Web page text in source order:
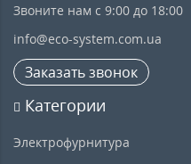
Звоните нам с 9:00 до 18:00
info@eco-system.com.ua
Заказать звонок
Категории
Электрофурнитура